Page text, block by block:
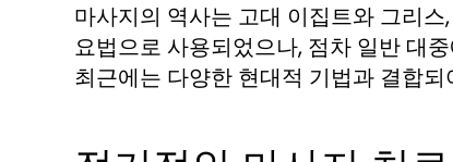
마사지의 역사는 고대 이집트와 그리
요법으로 사용되었으나, 점차 일반 대
최근에는 다양한 현대적 기법과 결합